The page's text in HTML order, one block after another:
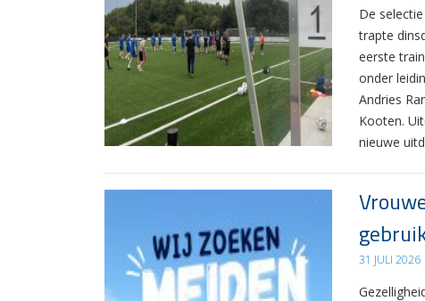
De
trapte
eerste
onder
Andries
Kooten.
nieuwe
31 JULI 2026